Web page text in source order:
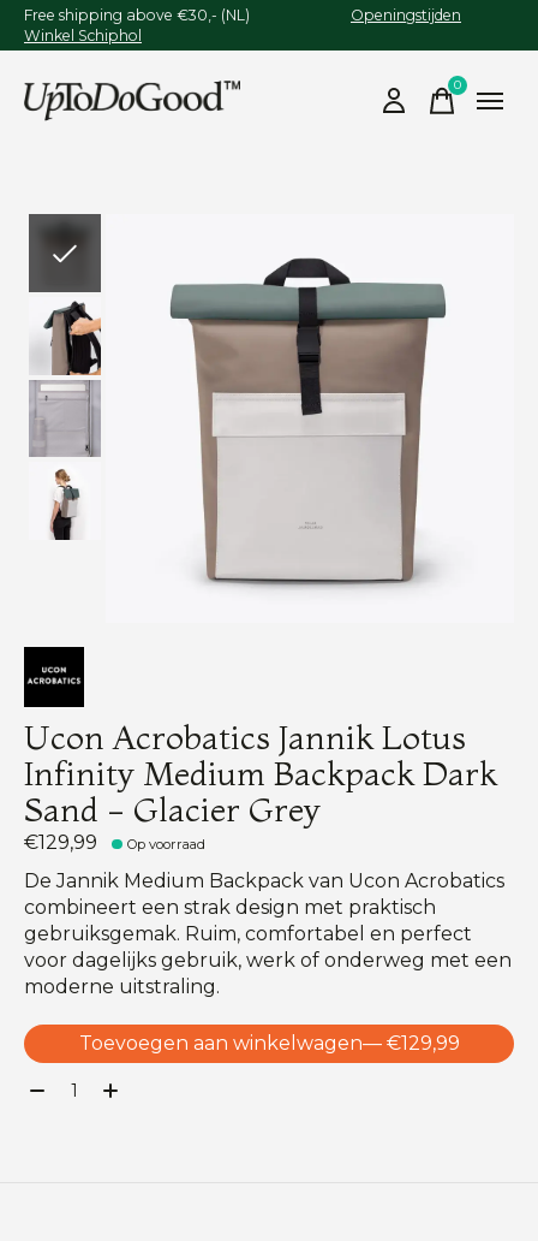
Free shipping above €30,- (NL) Openingstijden
Winkel Schiphol
0items
Ucon Acrobatics Jannik Lotus
Infinity Medium Backpack Dark
Sand - Glacier Grey
€129,99 Op voorraad
De Jannik Medium Backpack van Ucon Acrobatics
combineert een strak design met praktisch
gebruiksgemak. Ruim, comfortabel en perfect
voor dagelijks gebruik, werk of onderweg met een
moderne uitstraling.
Toevoegen aan winkelwagen
— €129,99
Aantal: